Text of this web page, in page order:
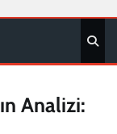
Analizi: